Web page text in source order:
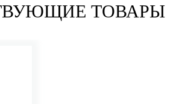
ТОВАРЫ